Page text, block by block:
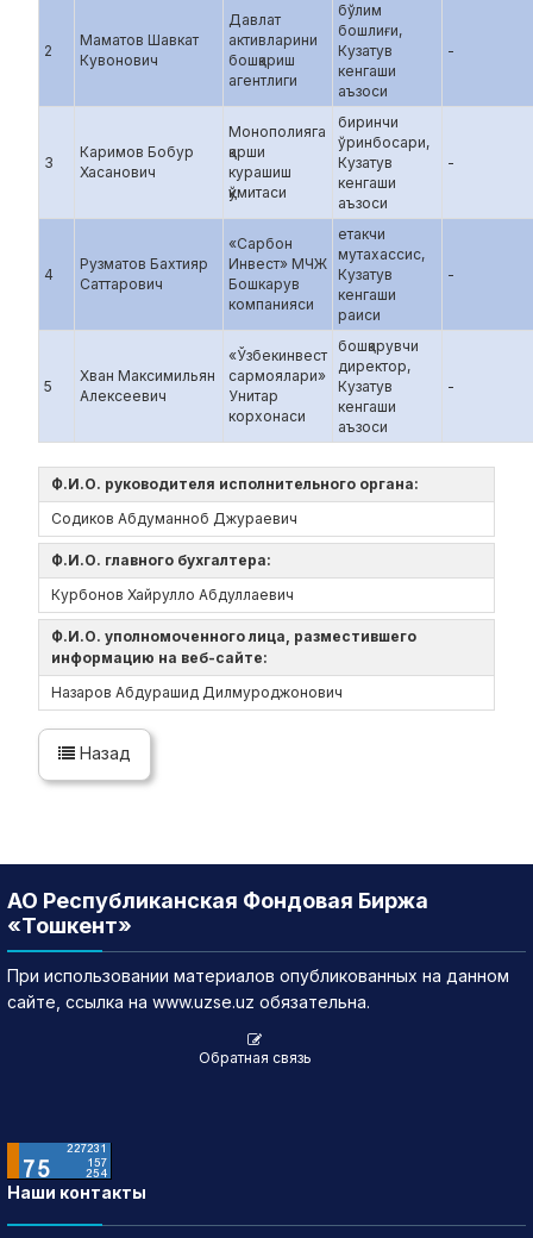
2
Маматов Шавкат
Кувонович
Давлат
активларини
бошқариш
агентлиги
бўлим
бошлиғи,
Кузатув
кенгаши
аъзоси
-
3
Каримов Бобур
Хасанович
Монополияга
қарши
курашиш
қўмитаси
биринчи
ўринбосари,
Кузатув
кенгаши
аъзоси
-
4
Рузматов Бахтияр
Саттарович
«Сарбон
Инвест» МЧЖ
Бошкарув
компанияси
етакчи
мутахассис,
Кузатув
кенгаши
раиси
-
5
Хван Максимильян
Алексеевич
«Ўзбекинвест
сармоялари»
Унитар
корхонаси
бошқарувчи
директор,
Кузатув
кенгаши
аъзоси
-
Ф.И.О. руководителя исполнительного органа:
Содиков Абдуманноб Джураевич
Ф.И.О. главного бухгалтера:
Курбонов Хайрулло Абдуллаевич
Ф.И.О. уполномоченного лица, разместившего
информацию на веб-сайте:
Назаров Абдурашид Дилмуроджонович
Назад
АО Республиканская Фондовая Биржа
«Тошкент»
При использовании материалов опубликованных на данном
сайте, ссылка на www.uzse.uz обязательна.
Обратная связь
Наши контакты